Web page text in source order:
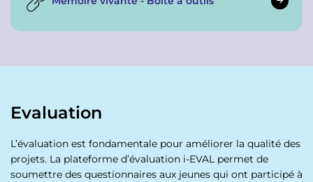
Evaluation
L’évaluation est fondamentale pour améliorer la qualité des
projets. La plateforme d’évaluation i-EVAL permet de
soumettre des questionnaires aux jeunes qui ont participé à